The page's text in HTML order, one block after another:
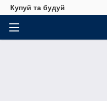
Купуй та будуй